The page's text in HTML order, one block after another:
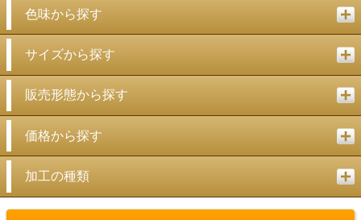
色味から探す
サイズから探す
販売形態から探す
価格から探す
加工の種類